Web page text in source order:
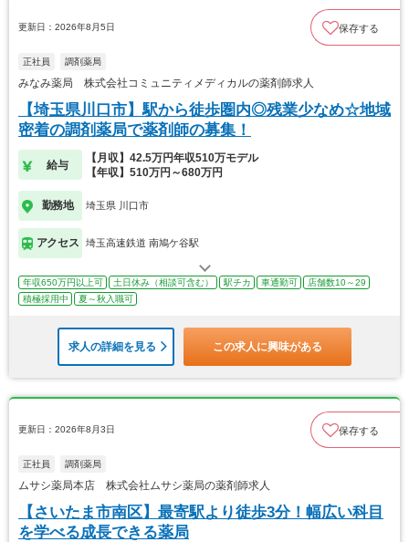
更新日：2026年8月5日 保存する
正社員 調剤薬局
みなみ薬局 株式会社コミュニティメディカルの薬剤師求人
【埼玉県川口市】駅から徒歩圏内◎残業少なめ☆地域
密着の調剤薬局で薬剤師の募集！
給与
【月収】42.5万円年収510万モデル
【年収】510万円～680万円
勤務地 埼玉県 川口市
アクセス 埼玉高速鉄道 南鳩ケ谷駅
年収650万円以上可 土日休み（相談可含む） 駅チカ 車通勤可
店舗数10～29
積極採用中
夏～秋入職可
求人の詳細を見る この求人に興味がある
更新日：2026年8月3日 保存する
正社員 調剤薬局
ムサシ薬局本店 株式会社ムサシ薬局の薬剤師求人
【さいたま市南区】最寄駅より徒歩3分！幅広い科目
を学べる成長できる薬局